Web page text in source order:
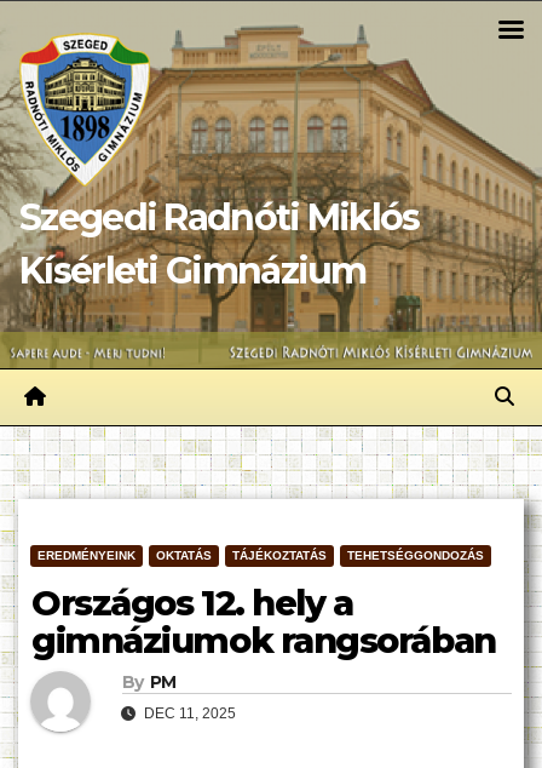
content
Szegedi Radnóti Miklós
Kísérleti Gimnázium
EREDMÉNYEINK OKTATÁS TÁJÉKOZTATÁS TEHETSÉGGONDOZÁS
Országos 12. hely a
gimnáziumok rangsorában
By PM
DEC 11, 2025